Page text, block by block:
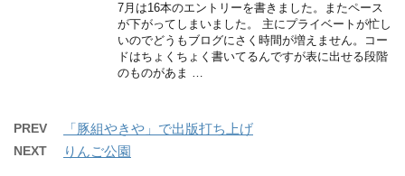
7月は16本のエントリーを書きました。またペース
が下がってしまいました。 主にプライベートが忙し
いのでどうもブログにさく時間が増えません。コー
ドはちょくちょく書いてるんですが表に出せる段階
のものがあま …
PREV 「豚組やきや」で出版打ち上げ
NEXT りんご公園